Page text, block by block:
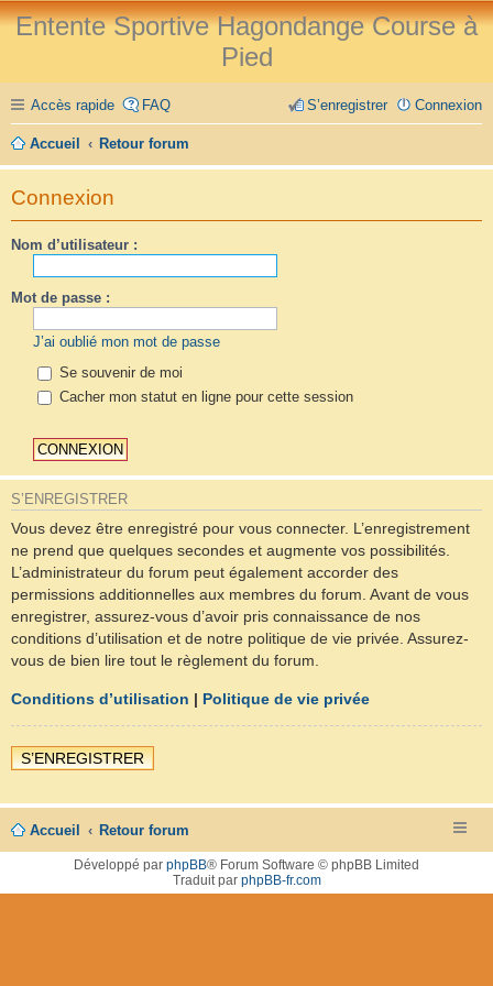
Entente Sportive Hagondange Course à
Pied
Accès rapide FAQ Connexion
S’enregistrer
Accueil Retour forum
Connexion
Nom d’utilisateur :
Mot de passe :
J’ai oublié mon mot de passe
Se souvenir de moi
Cacher mon statut en ligne pour cette session
S’ENREGISTRER
Vous devez être enregistré pour vous connecter. L’enregistrement
ne prend que quelques secondes et augmente vos possibilités.
L’administrateur du forum peut également accorder des
permissions additionnelles aux membres du forum. Avant de vous
enregistrer, assurez-vous d’avoir pris connaissance de nos
conditions d’utilisation et de notre politique de vie privée. Assurez-
vous de bien lire tout le règlement du forum.
Conditions d’utilisation | Politique de vie privée
S’ENREGISTRER
Accueil Retour forum
Développé par phpBB® Forum Software © phpBB Limited
Traduit par phpBB-fr.com